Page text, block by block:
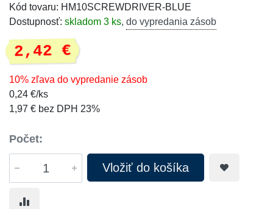
Kód tovaru: HM10SCREWDRIVER-BLUE
Dostupnosť: skladom 3 ks, do vypredania zásob
2,42 €
10% zľava do vypredanie zásob
0,24 €/ks
1,97 € bez DPH 23%
Počet:
Vložiť do košíka